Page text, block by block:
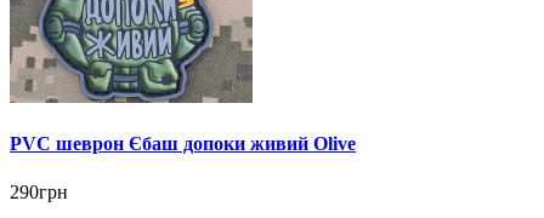
PVC шеврон Єбаш допоки живий Olive
290грн